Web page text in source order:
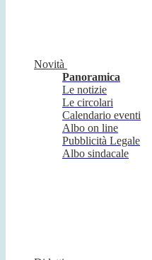
Novità
Panoramica
Le notizie
Le circolari
Calendario eventi
Albo on line
Pubblicità Legale
Albo sindacale